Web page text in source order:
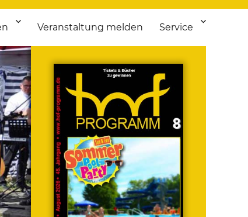
Veranstaltung melden Service